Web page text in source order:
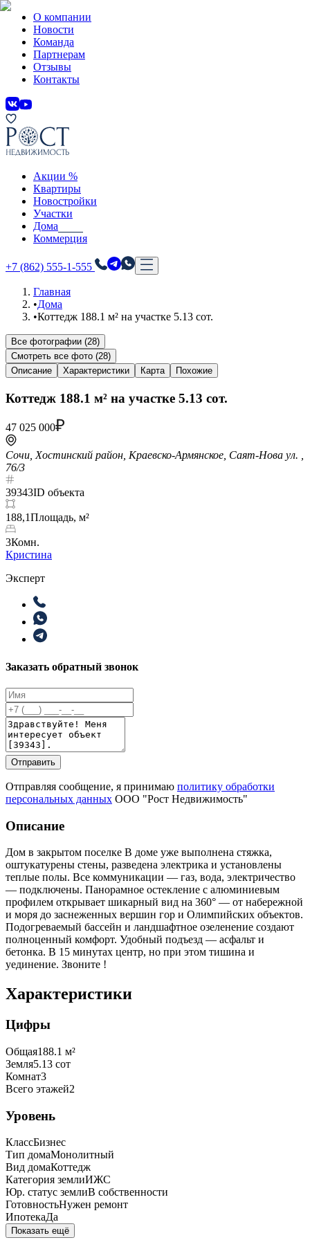
О компании
Новости
Команда
Партнерам
Отзывы
Контакты
Акции %
Квартиры
Новостройки
Участки
Дома
Коммерция
+7 (862) 555-1-555
Главная
•Дома
•Коттедж 188.1 м² на участке 5.13 сот.
Все фотографии (28)
Смотреть все фото (28)
Описание
Характеристики Карта Похожие
Коттедж 188.1 м² на участке 5.13 сот.
47 025 000
Сочи, Хостинский район, Краевско-Армянское, Саят-Нова ул. ,
76/3
39343ID объекта
188,1Площадь, м²
3Комн.
Кристина
Эксперт
Заказать обратный звонок
Отправить
Отправляя сообщение, я принимаю политику обработки
персональных данных ООО "Рост Недвижимость"
Описание
Дом в закрытом поселке В доме уже выполнена стяжка,
оштукатурены стены, разведена электрика и установлены
теплые полы. Все коммуникации — газ, вода, электричество
— подключены. Панорамное остекление с алюминиевым
профилем открывает шикарный вид на 360° — от набережной
и моря до заснеженных вершин гор и Олимпийских объектов.
Подогреваемый бассейн и ландшафтное озеленение создают
полноценный комфорт. Удобный подъезд — асфальт и
бетонка. В 15 минутах центр, но при этом тишина и
уединение. Звоните !
Характеристики
Цифры
Общая188.1 м²
Земля5.13 сот
Комнат3
Всего этажей2
Уровень
КлассБизнес
Тип домаМонолитный
Вид домаКоттедж
Категория землиИЖС
Юр. статус землиВ собственности
ГотовностьНужен ремонт
ИпотекаДа
Показать ещё